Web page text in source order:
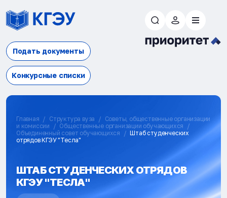
Подать документы
Конкурсные списки
Главная Структура вуза
Советы, общественные организации
и комиссии
Общественные организации обучающихся
Объединенный совет обучающихся
Штаб студенческих
отрядов КГЭУ "Тесла"
ШТАБ СТУДЕНЧЕСКИХ ОТРЯДОВ
КГЭУ "ТЕСЛА"